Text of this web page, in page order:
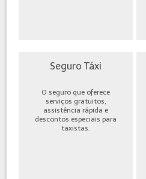
Seguro Táxi
O seguro que oferece
serviços gratuitos,
assistência rápida e
descontos especiais para
taxistas.